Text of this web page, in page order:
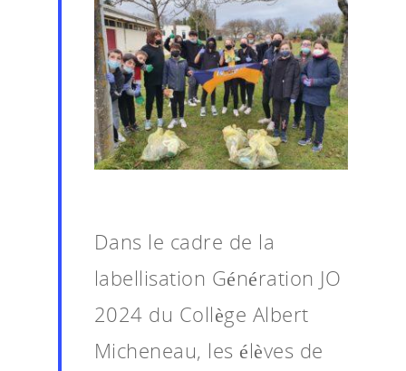
Dans le cadre de la
labellisation Génération JO
2024 du Collège Albert
Micheneau, les élèves de